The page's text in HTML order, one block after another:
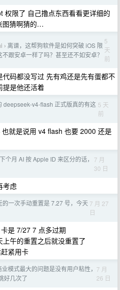
权限了 自己撸点东西看看更详细的
图猜啊猜的…
› 离谱，这帮狗软件是如何突破 iOS 限
跟安卓一样了吗？甚至还不如安卓？
5
天
前
代码都没写过 先有鸡还是先有蛋都不
是他还活着
deepseek-v4-flash 正式版真的有这 5 天
前
就是说用 v4 flash 也要 2000 还是
个月 AI 按 Apple ID 来区分的话，
7 月
30 日
考虑
的一次手动重置是 7.27 号，今天 7 月 27
日
是 7/27 7 点多过期
午的重置之后就没重置了
紧用卡
模式最大的问题是没有用户粘性，
好几次了
7 月
26 日